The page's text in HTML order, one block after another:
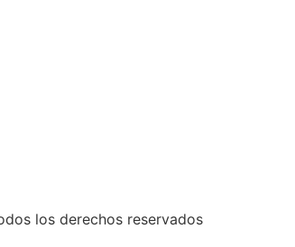
los derechos reservados